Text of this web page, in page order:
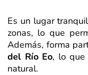
Es un lugar
zonas, lo que
Además, forma
del Río Eo, lo
natural.